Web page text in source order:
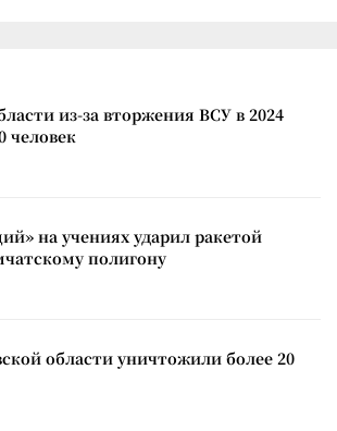
из-за вторжения ВСУ в 2024
человек
на учениях ударил ракетой
полигону
области уничтожили более 20